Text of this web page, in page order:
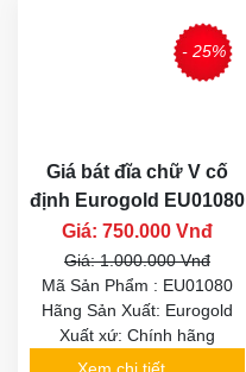
- 25%
Giá bát đĩa chữ V cố
định Eurogold EU01080
Giá: 750.000 Vnđ
Giá: 1.000.000 Vnđ
Mã Sản Phẩm : EU01080
Hãng Sản Xuất: Eurogold
Xuất xứ: Chính hãng